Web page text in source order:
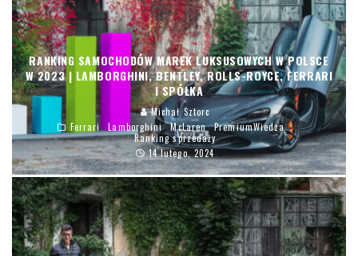
RANKING SAMOCHODÓW MAREK LUKSUSOWYCH W POLSCE
W 2023 | LAMBORGHINI, BENTLEY, ROLLS-ROYCE, FERRARI
I SPÓŁKA
Michał Sztorc
Ferrari
Lamborghini McLaren
PremiumWiedza
Ranking sprzedaży
14 lutego, 2024